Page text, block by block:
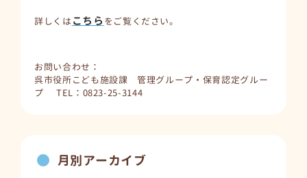
詳しくは こちら をご覧ください。
お問い合わせ：
呉市役所こども施設課 管理グループ・保育認定グルー
プ TEL：0823-25-3144
月別アーカイブ